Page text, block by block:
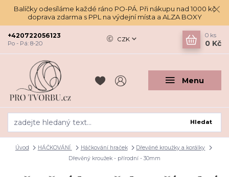
Balíčky odesíláme každé ráno PO-PÁ. Při nákupu nad 1000 kč
doprava zdarma s PPL na výdejní místa a ALZA BOXY
Menu
CZK
Hledat
+420722056123
Po - Pá: 8-20
0 ks
0 Kč
Úvod HÁČKOVÁNÍ Háčkování hraček
Dřevěné kroužky a korálky
Dřevěný kroužek - přírodní - 30mm